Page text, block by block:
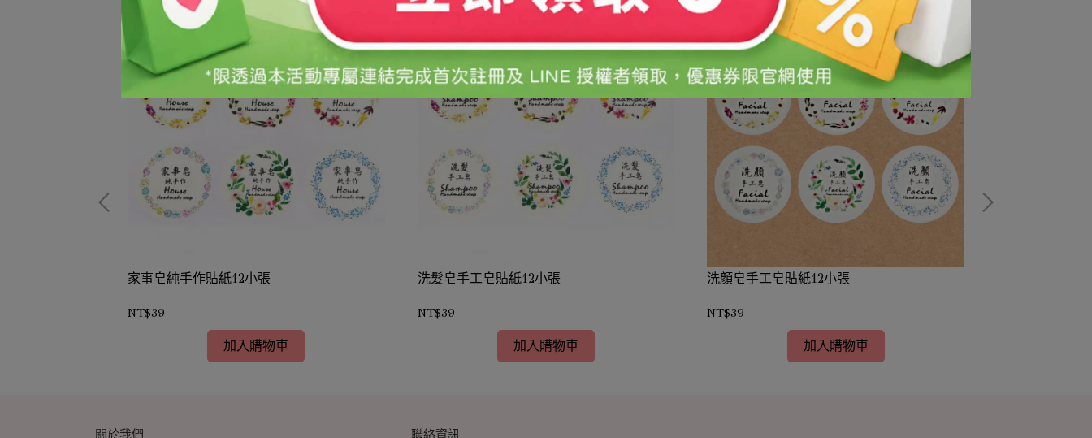
家事皂純手作貼紙12小張
NT$39
加入購物車
洗髮皂手工皂貼紙12小張
NT$39
加入購物車
洗顏皂手工皂貼紙12小張
NT$39
加入購物車
關於我們 聯絡資訊